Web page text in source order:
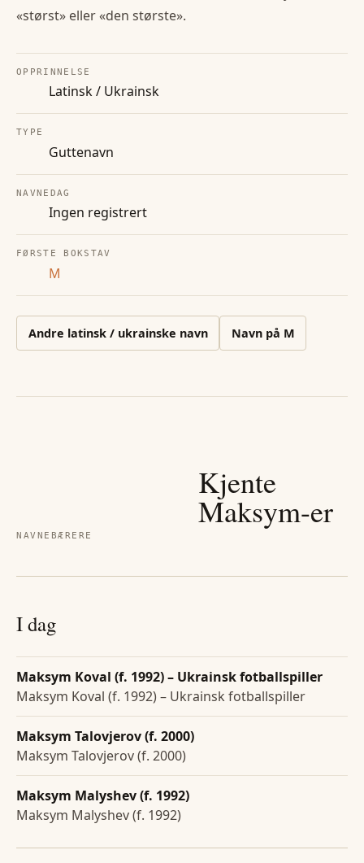
«størst» eller «den største».
OPPRINNELSE
Latinsk / Ukrainsk
TYPE
Guttenavn
NAVNEDAG
Ingen registrert
FØRSTE BOKSTAV
M
Andre latinsk / ukrainske navn Navn på M
NAVNEBÆRERE
Kjente
Maksym-er
I dag
Maksym Koval (f. 1992) – Ukrainsk fotballspiller
Maksym Koval (f. 1992) – Ukrainsk fotballspiller
Maksym Talovjerov (f. 2000)
Maksym Talovjerov (f. 2000)
Maksym Malyshev (f. 1992)
Maksym Malyshev (f. 1992)